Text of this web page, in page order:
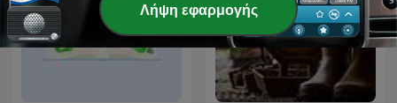
Λήψη εφαρμογής